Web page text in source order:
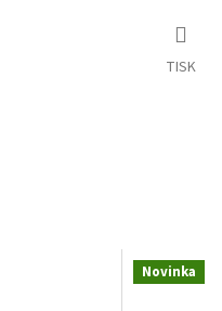
TISK
Novinka